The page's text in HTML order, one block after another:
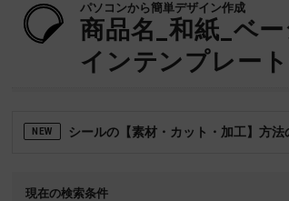
パソコンから簡単デザイン作成
商品名_和紙_ベ
インテンプレー
NEW シールの【素材・カット・加工】方法
現在の検索条件